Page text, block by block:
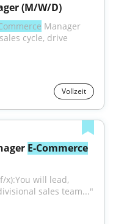
(M/W/D)
Manager
cycle, drive
Vollzeit
E-Commerce
x):You will lead,
sales team..."